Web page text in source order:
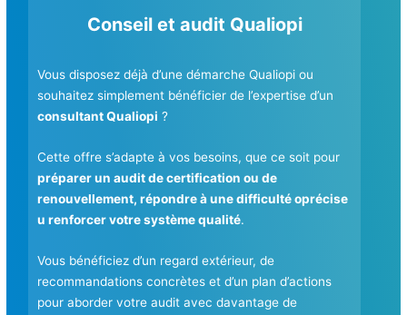
Conseil et audit Qualiopi
Vous disposez déjà d’une démarche Qualiopi ou
souhaitez simplement bénéficier de l’expertise d’un
consultant Qualiopi ?
Cette offre s’adapte à vos besoins, que ce soit pour
préparer un audit de certification ou de
renouvellement, répondre à une difficulté oprécise
u renforcer votre système qualité.
Vous bénéficiez d’un regard extérieur, de
recommandations concrètes et d’un plan d’actions
pour aborder votre audit avec davantage de